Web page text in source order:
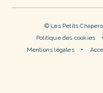
© Les Petits
Politique des cookies
Mentions légales